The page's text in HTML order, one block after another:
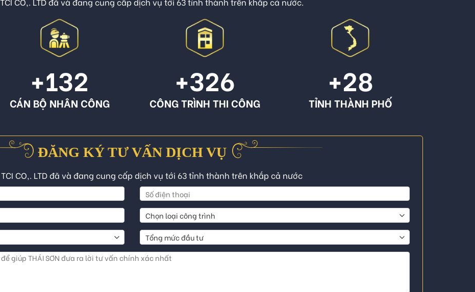
+132
CÁN BỘ NHÂN CÔNG
+326
CÔNG TRÌNH THI CÔNG
+28
TỈNH THÀNH PHỐ
ĐĂNG KÝ TƯ VẤN DỊCH VỤ
TCI CO,. LTD đã và đang cung cấp dịch vụ tới 63 tỉnh thành trên khắp cả nước